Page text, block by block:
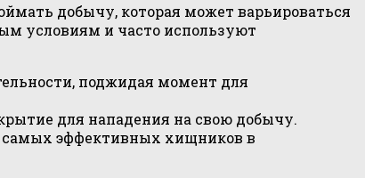
добычу, которая может варьироваться
условиям и часто используют
поджидая момент для
для нападения на свою добычу.
самых эффективных хищников в